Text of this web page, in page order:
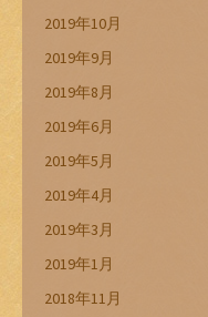
2019年10月
2019年9月
2019年8月
2019年6月
2019年5月
2019年4月
2019年3月
2019年1月
2018年11月